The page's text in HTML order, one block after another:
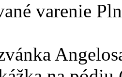
varenie